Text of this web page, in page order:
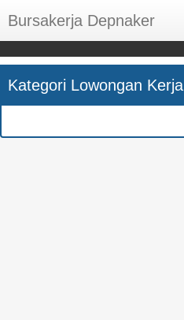
Bursakerja Depnaker
About Me
Disclaimer
Kategori Lowongan Kerja